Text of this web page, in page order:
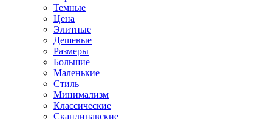
Темные
Цена
Элитные
Дешевые
Размеры
Большие
Маленькие
Стиль
Минимализм
Классические
Скандинавские